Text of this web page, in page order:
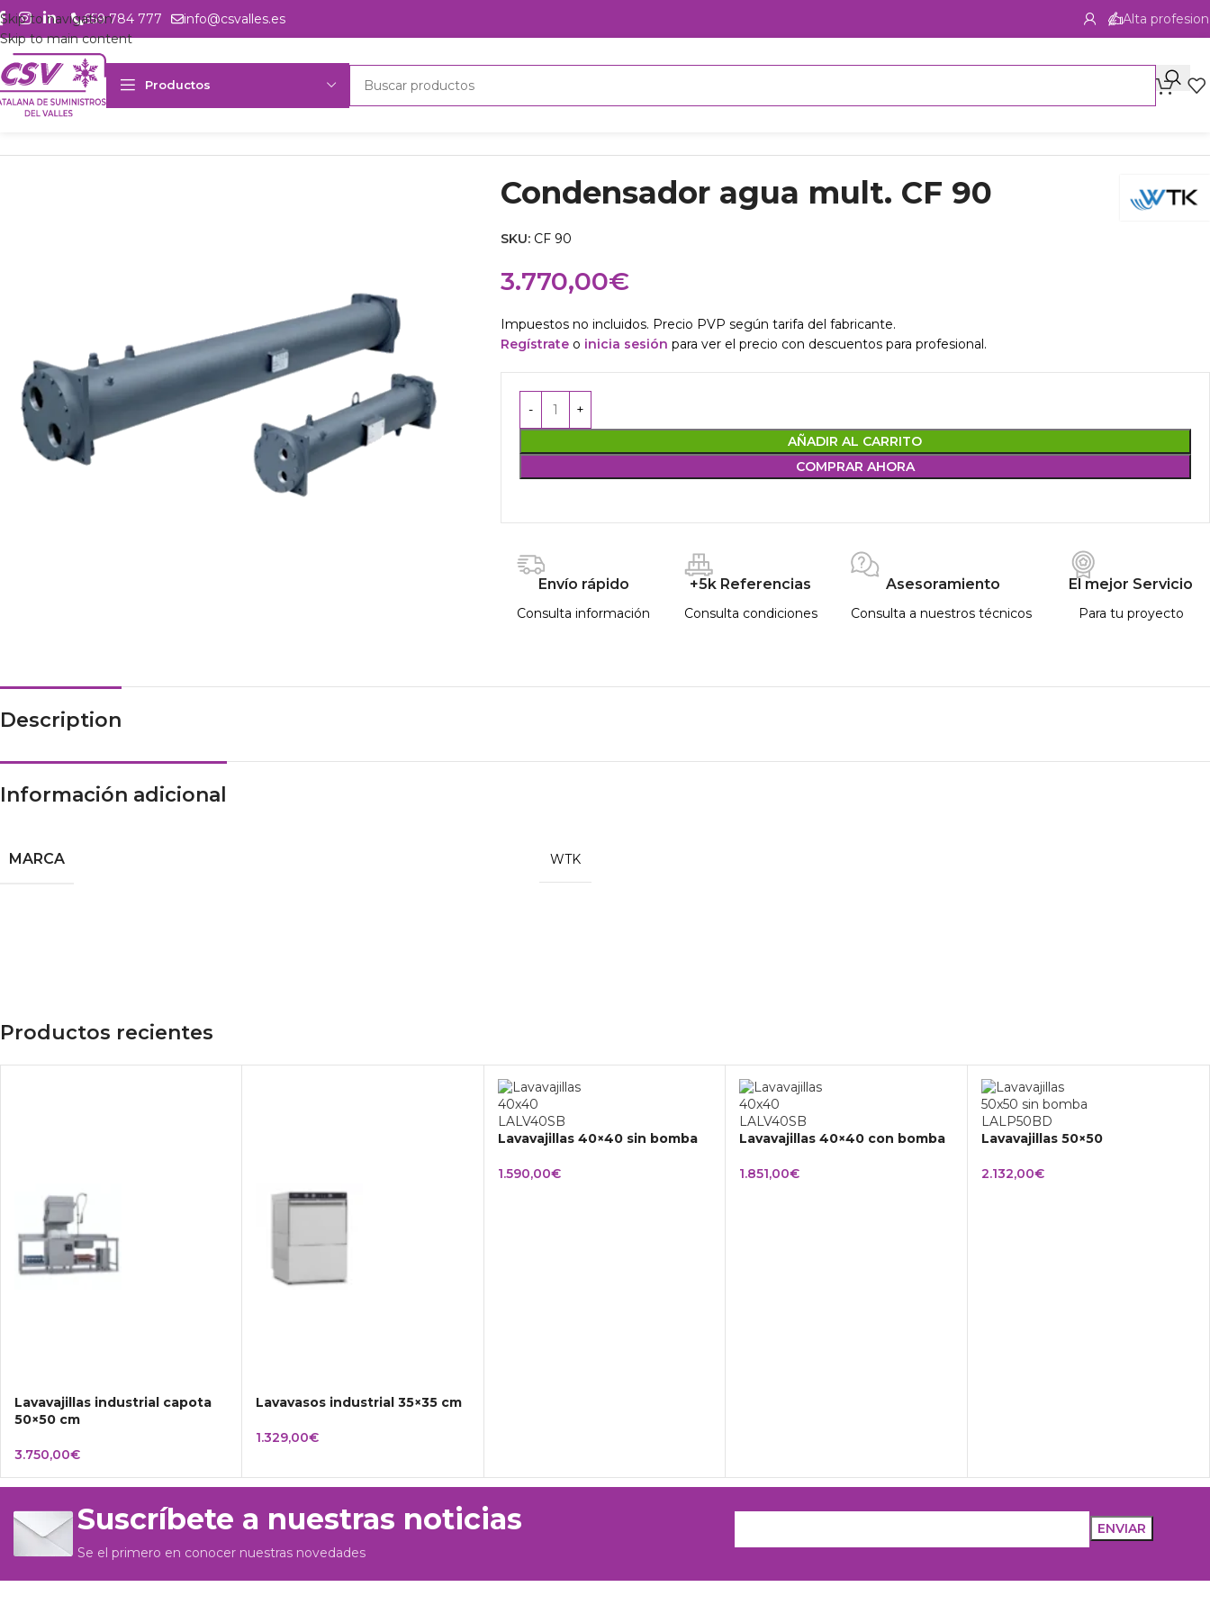
Skip to navigation
Skip to main content
659 784 777 info@csvalles.es Alta
Productos
Inicio Productos
Condensador agua mult. CF 90
SKU: CF 90
3.770,00€
Impuestos no incluidos. Precio PVP según tarifa del fabricante.
Regístrateo inicia sesión para ver el precio con descuentos para profesional.
AÑADIR AL CARRITO
COMPRAR AHORA
Envío rápido
Consulta información
+5k Referencias
Consulta condiciones
Asesoramiento
Consulta a nuestros técnicos
El mejor Servicio
Para tu proyecto
Description
Información adicional
MARCA WTK
Productos recientes
Lavavajillas industrial capota
50×50 cm
3.750,00€
Lavavasos industrial 35×35 cm
1.329,00€
Lavavajillas 40×40 sin bomba
1.590,00€
Lavavajillas 40×40 con bomba
1.851,00€
Lavavajillas 50×50
2.132,00€
Suscríbete a nuestras noticias
Se el primero en conocer nuestras novedades